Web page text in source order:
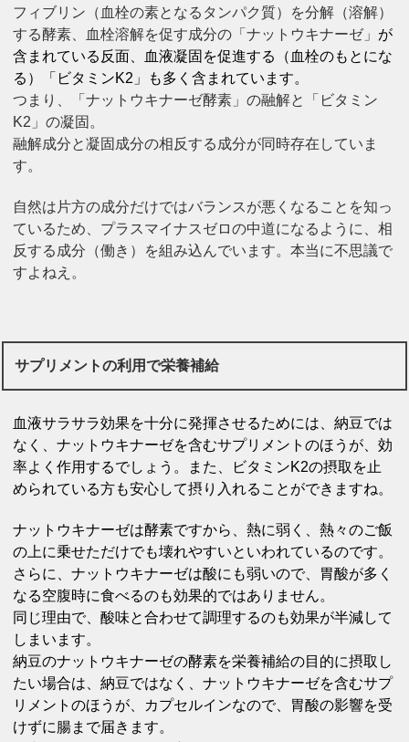
フィブリン（血栓の素となるタンパク質）を分解（溶解）
する酵素、血栓溶解を促す成分の「ナットウキナーゼ」 が
含まれている反面、 血液凝固を促進する（血栓のもとにな
る）「ビタミンK2」も多く含まれています。
つまり、「ナットウキナーゼ酵素」の融解と「ビタミン
K2」の凝固。
融解成分と凝固成分の相反する成分が同時存在していま
す。
自然は片方の成分だけではバランスが悪くなることを知っ
ているため、プラスマイナスゼロの中道になるように、相
反する成分（働き）を組み込んでいます。本当に不思議で
すよねえ。
サプリメントの利用で栄養補給
血液サラサラ効果を十分に発揮させるためには、納豆では
なく、ナットウキナーゼを含むサプリメントのほうが、効
率よく作用するでしょう。また、ビタミンK2の摂取を止
められている方も安心して摂り入れることができますね。
ナットウキナーゼは酵素ですから、熱に弱く、熱々のご飯
の上に乗せただけでも壊れやすいといわれているのです。
さらに、ナットウキナーゼは酸にも弱いので、胃酸が多く
なる空腹時に食べるのも効果的ではありません。
同じ理由で、酸味と合わせて調理するのも効果が半減して
しまいます。
納豆のナットウキナーゼの酵素を栄養補給の目的に摂取し
たい場合は、納豆ではなく、ナットウキナーゼを含むサプ
リメントのほうが、カプセルインなので、胃酸の影響を受
けずに腸まで届きます。